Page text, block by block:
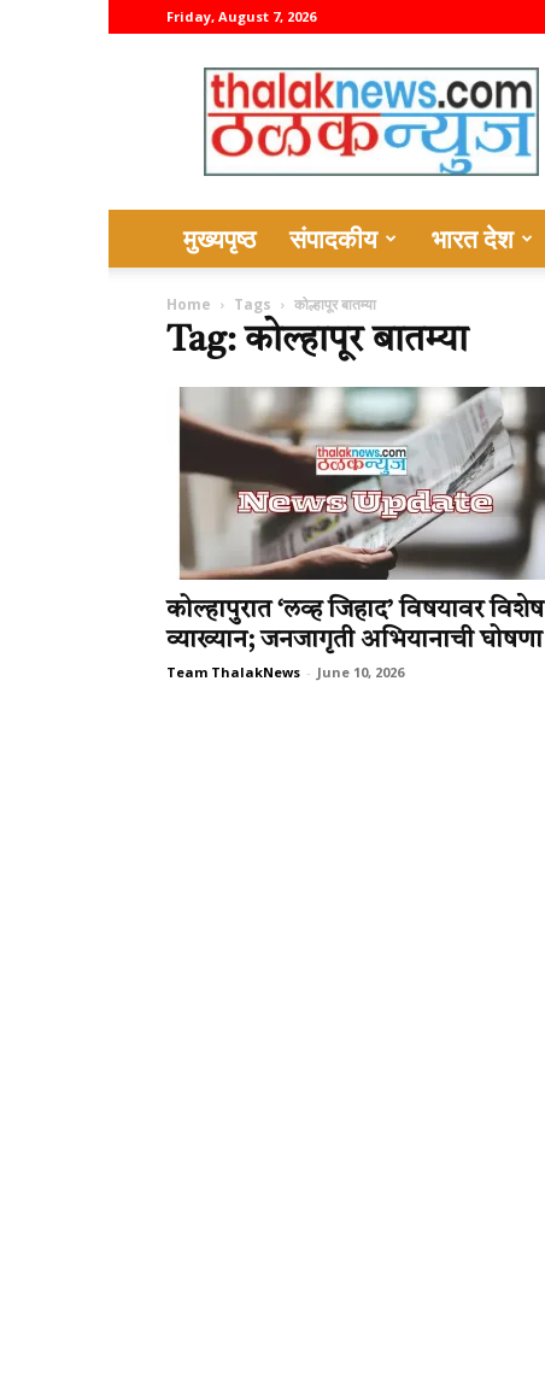
Friday, August 7, 2026
thalaknews
मुख्यपृष्ठ संपादकीय भारत देश
Home Tags कोल्हापूर बातम्या
Tag: कोल्हापूर बातम्या
कोल्हापुरात ‘लव्ह जिहाद’ विषयावर विशेष
व्याख्यान; जनजागृती अभियानाची घोषणा
Team ThalakNews - June 10, 2026